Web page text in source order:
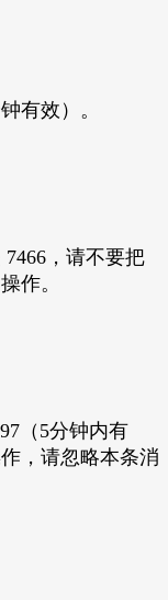
有效）。
7466，请不要把
作。
（5分钟内有
，请忽略本条消